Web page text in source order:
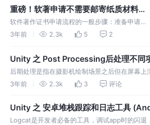
告、视频广告等。
重磅！软著申请不需要邮寄纸质材料
啦，附软著申请流程。
软件著作证书申请流程的一般步骤：准备申请材
料 申请软件著作证书需要准备的材料包括：软
著作权说明书、软件著作权源代码、软件著作权
申请人身份。
3年前 2.3k 5 2
Unity 之 Post Processing后处理不同
目配置）
后期处理是指在摄影机绘制场景之后但在屏幕上
屏图像处理效果的通用术语。后期处理可以大大
3年前 2.3k 3 评论
Unity 之 安卓堆栈跟踪和日志工具
号表解析Bugly捕获)
Logcat是开发者必备的工具，调试app时的闪退